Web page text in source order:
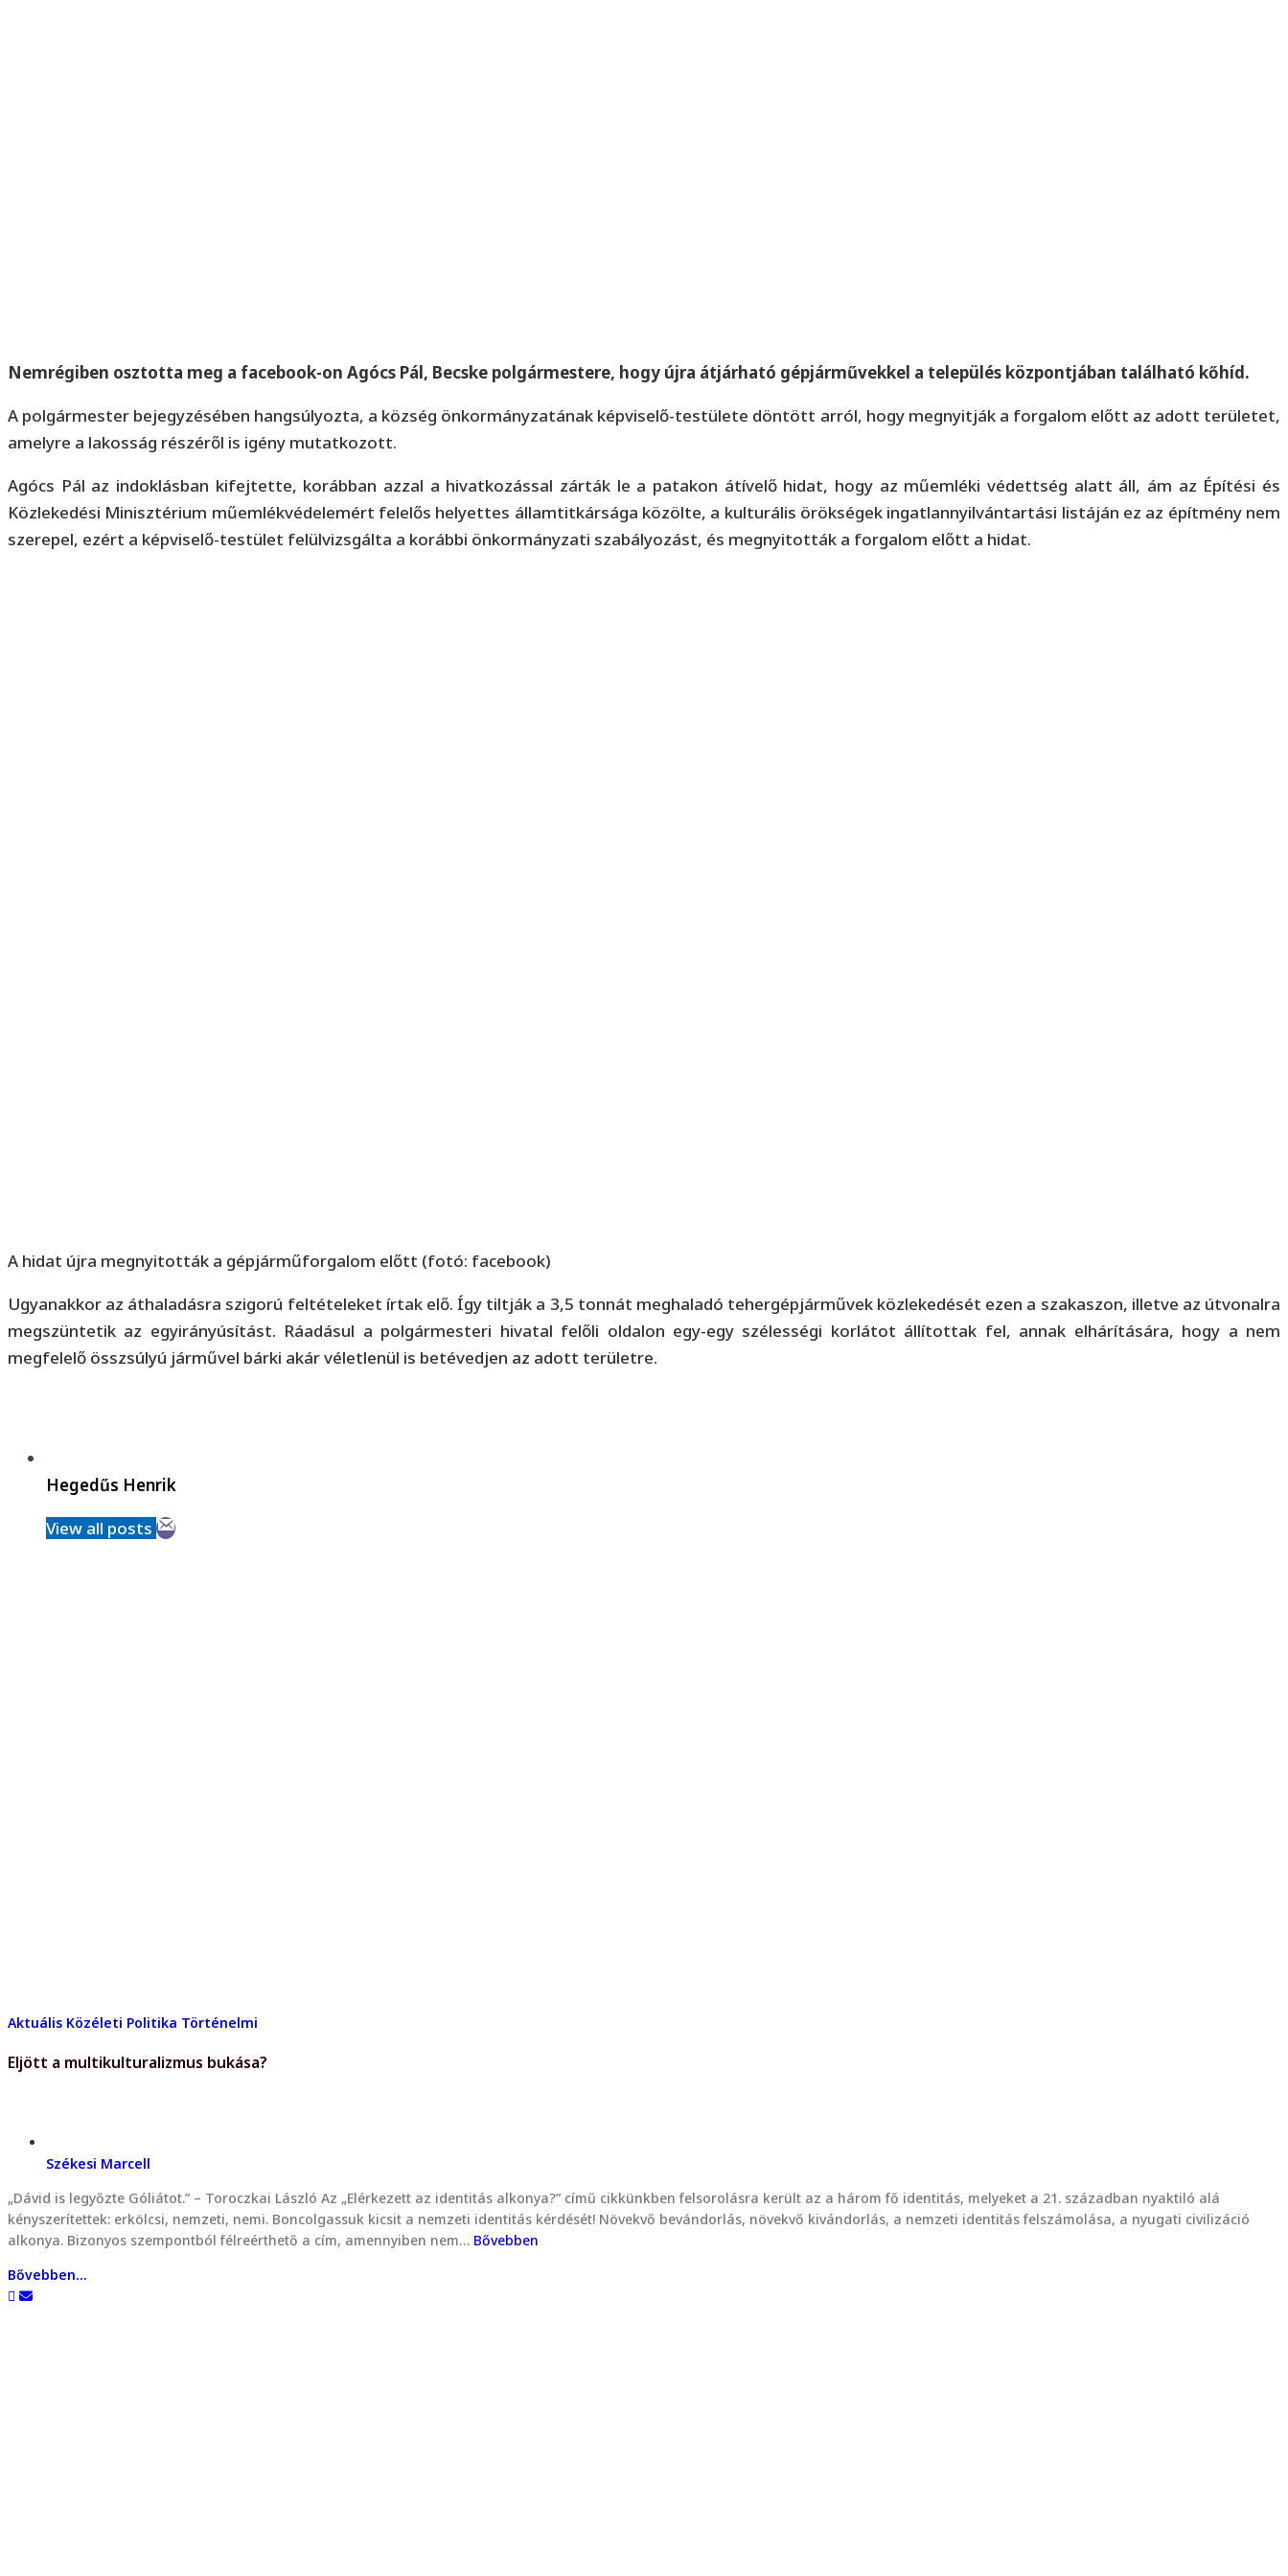
Nemrégiben osztotta meg a facebook-on Agócs Pál, Becske polgármestere, hogy újra átjárható gépjárművekkel a település központjában található kőhíd.
A polgármester bejegyzésében hangsúlyozta, a község önkormányzatának képviselő-testülete döntött arról, hogy megnyitják a forgalom előtt az adott területet,
amelyre a lakosság részéről is igény mutatkozott.
Agócs Pál az indoklásban kifejtette, korábban azzal a hivatkozással zárták le a patakon átívelő hidat, hogy az műemléki védettség alatt áll, ám az Építési és
Közlekedési Minisztérium műemlékvédelemért felelős helyettes államtitkársága közölte, a kulturális örökségek ingatlannyilvántartási listáján ez az építmény nem
szerepel, ezért a képviselő-testület felülvizsgálta a korábbi önkormányzati szabályozást, és megnyitották a forgalom előtt a hidat.
A hidat újra megnyitották a gépjárműforgalom előtt (fotó: facebook)
Ugyanakkor az áthaladásra szigorú feltételeket írtak elő. Így tiltják a 3,5 tonnát meghaladó tehergépjárművek közlekedését ezen a szakaszon, illetve az útvonalra
megszüntetik az egyirányúsítást. Ráadásul a polgármesteri hivatal felőli oldalon egy-egy szélességi korlátot állítottak fel, annak elhárítására, hogy a nem
megfelelő összsúlyú járművel bárki akár véletlenül is betévedjen az adott területre.
Hegedűs Henrik
View all posts
Aktuális Közéleti Politika Történelmi
Eljött a multikulturalizmus bukása?
Székesi Marcell
„Dávid is legyőzte Góliátot.” – Toroczkai László Az „Elérkezett az identitás alkonya?” című cikkünkben felsorolásra került az a három fő identitás, melyeket a 21. században nyaktiló alá
kényszerítettek: erkölcsi, nemzeti, nemi. Boncolgassuk kicsit a nemzeti identitás kérdését! Növekvő bevándorlás, növekvő kivándorlás, a nemzeti identitás felszámolása, a nyugati civilizáció
alkonya. Bizonyos szempontból félreérthető a cím, amennyiben nem… Bővebben
Bővebben...